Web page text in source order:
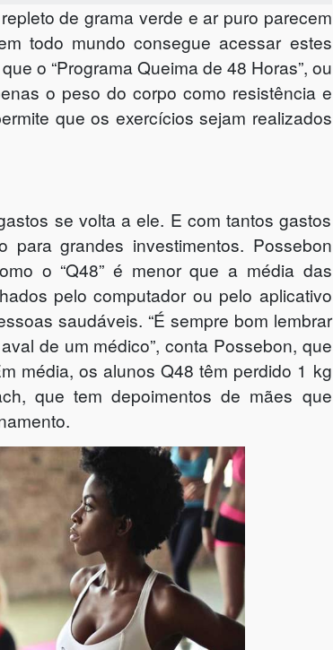
de grama verde e ar puro parecem
todo mundo consegue acessar estes
o “Programa Queima de 48 Horas”, ou
o peso do corpo como resistência e
que os exercícios sejam realizados
se volta a ele. E com tantos gastos
grandes investimentos. Possebon
o “Q48” é menor que a média das
pelo computador ou pelo aplicativo
saudáveis. “É sempre bom lembrar
de um médico”, conta Possebon, que
média, os alunos Q48 têm perdido 1 kg
que tem depoimentos de mães que